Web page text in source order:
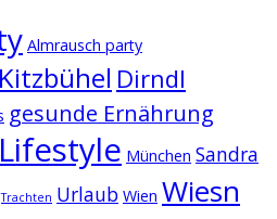
Almrausch party
Dirndl
gesunde Ernährung
Lifestyle München Sandra
Trachten Urlaub Wien Wiesn